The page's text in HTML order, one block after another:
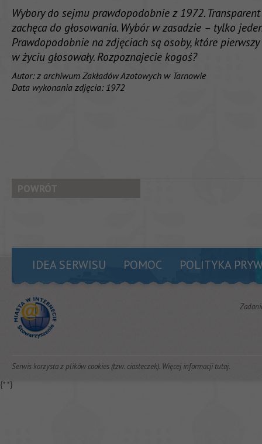
Wybory do sejmu prawdopodobnie z 1972. Transparent
zachęca do głosowania. Wybór w zasadzie – tylko
Prawdopodobnie na zdjęciach są osoby, które pierwszy
w życiu głosowały. Rozpoznajecie kogoś?
Autor: z archiwum Zakładów Azotowych w Tarnowie
Data wykonania zdjęcia: 1972
POWRÓT
IDEA SERWISU POMOC POLITYKA
Serwis korzysta z plików cookies (tzw. ciasteczek). Więcej informacjitutaj.
{**}